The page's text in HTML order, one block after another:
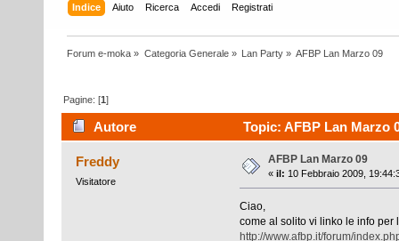
Indice Aiuto Ricerca Accedi Registrati
Forum e-moka » Categoria Generale» Lan Party» AFBP Lan Marzo 09
Pagine: [1]
Autore Topic: AFBP Lan Marzo
Freddy
Visitatore
AFBP Lan Marzo 09
« il: 10 Febbraio 2009,
Ciao,
come al solito vi linko le info
http://www.afbp.it/forum/